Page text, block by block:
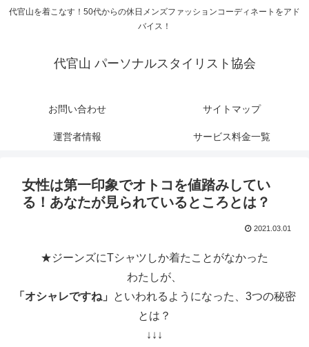
代官山を着こなす！50代からの休日メンズファッションコーディネートをアド
バイス！
代官山 パーソナルスタイリスト協会
お問い合わせ サイトマップ
運営者情報 サービス料金一覧
女性は第一印象でオトコを値踏みしてい
る！あなたが見られているところとは？
2021.03.01
★ジーンズにTシャツしか着たことがなかった
わたしが、
「オシャレですね」
といわれるようになった、3つの秘密
とは？
↓↓↓